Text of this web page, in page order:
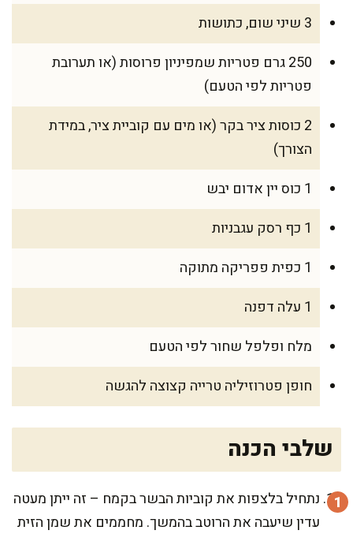
3 שיני שום, כתושות
250 גרם פטריות שמפיניון פרוסות (או תערובת
פטריות לפי הטעם)
2 כוסות ציר בקר (או מים עם קוביית ציר, במידת
הצורך)
1 כוס יין אדום יבש
1 כף רסק עגבניות
1 כפית פפריקה מתוקה
1 עלה דפנה
מלח ופלפל שחור לפי הטעם
חופן פטרוזיליה טרייה קצוצה להגשה
שלבי הכנה
נתחיל בלצפות את קוביות הבשר בקמח – זה ייתן מעטה
עדין שיעבה את הרוטב בהמשך. מחממים את שמן הזית